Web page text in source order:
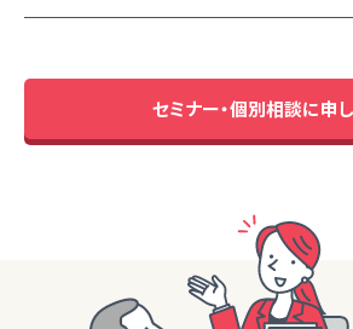
セミナー・個別相談に申